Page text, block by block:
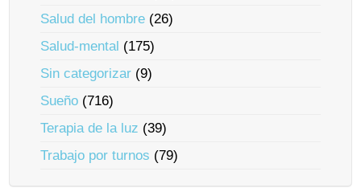
Salud del hombre (26)
Salud-mental (175)
Sin categorizar (9)
Sueño (716)
Terapia de la luz (39)
Trabajo por turnos (79)